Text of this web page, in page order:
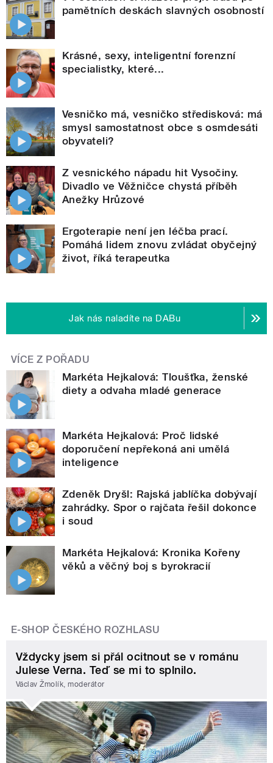
pamětních deskách slavných osobností
Krásné, sexy, inteligentní forenzní
specialistky, které...
Vesničko má, vesničko středisková: má
smysl samostatnost obce s osmdesáti
obyvateli?
Z vesnického nápadu hit Vysočiny.
Divadlo ve Věžničce chystá příběh
Anežky Hrůzové
Ergoterapie není jen léčba prací.
Pomáhá lidem znovu zvládat obyčejný
život, říká terapeutka
Jak nás naladíte na DABu
VÍCE Z POŘADU
Markéta Hejkalová: Tloušťka, ženské
diety a odvaha mladé generace
Markéta Hejkalová: Proč lidské
doporučení nepřekoná ani umělá
inteligence
Zdeněk Dryšl: Rajská jablíčka dobývají
zahrádky. Spor o rajčata řešil dokonce
i soud
Markéta Hejkalová: Kronika Kořeny
věků a věčný boj s byrokracií
E-SHOP ČESKÉHO ROZHLASU
Vždycky jsem si přál ocitnout se v románu
Julese Verna. Teď se mi to splnilo.
Václav Žmolík, moderátor